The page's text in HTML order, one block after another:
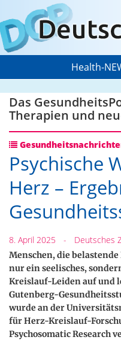
Health-
Das
Therapien und
Psychische
Herz –
8. April 2025 - Deutsches
Menschen, die
nur ein seelisches,
Kreislauf-Leiden auf und
Gutenberg-
wurde an der
für Herz-Kreislauf-
Psychosomatic Research